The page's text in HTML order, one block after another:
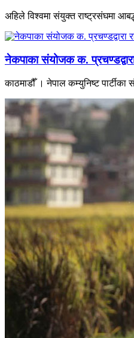
अहिले विश्वमा संयुक्त राष्ट्रसंघमा
नेकपाका संयोजक क.
काठमाडौँ । नेपाल कम्युनिष्ट